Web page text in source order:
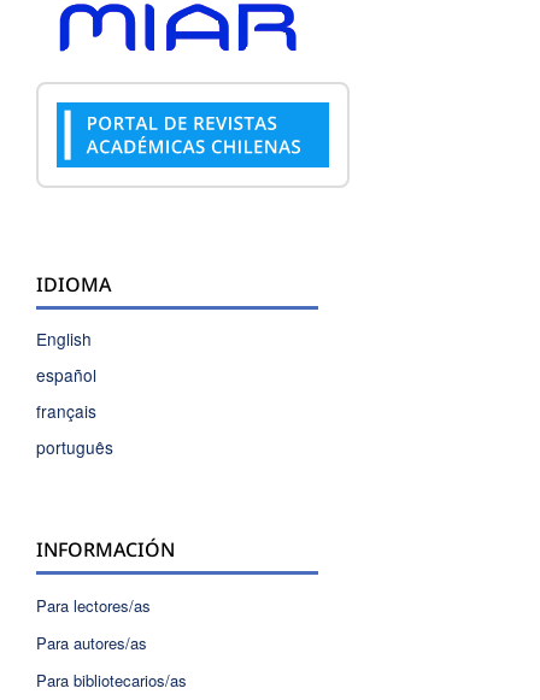
IDIOMA
English
español
français
português
INFORMACIÓN
Para lectores/as
Para autores/as
Para bibliotecarios/as